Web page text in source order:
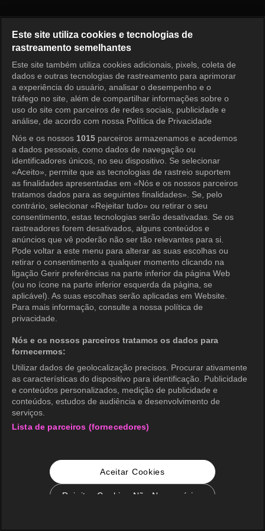
Entrar
Este site utiliza cookies e tecnologias de
rastreamento semelhantes
Este site também utiliza cookies adicionais, pixels, coleta de
dados e outras tecnologias de rastreamento para aprimorar
a experiência do usuário, analisar o desempenho e o
tráfego no site, além de compartilhar informações sobre o
uso do site com parceiros de redes sociais, publicidade e
análise, de acordo com nossa Política de Privacidade
Nós e os nossos 1015 parceiros armazenamos e acedemos
a dados pessoais, como dados de navegação ou
identificadores únicos, no seu dispositivo. Se selecionar
«Aceito», permite que as tecnologias de rastreio suportem
as finalidades apresentadas em «Nós e os nossos parceiros
tratamos dados para as seguintes finalidades». Se, pelo
contrário, selecionar «Rejeitar tudo» ou retirar o seu
consentimento, estas tecnologias serão desativadas. Se os
rastreadores forem desativados, alguns conteúdos e
anúncios que vê poderão não ser tão relevantes para si.
Pode voltar a este menu para alterar as suas escolhas ou
retirar o consentimento a qualquer momento clicando na
ligação Gerir preferências na parte inferior da página Web
(ou no ícone na parte inferior esquerda da página, se
aplicável). As suas escolhas serão aplicadas em Website.
Para mais informação, consulte a nossa política de
privacidade.
Nós e os nossos parceiros tratamos os dados para
fornecermos:
Utilizar dados de geolocalização precisos. Procurar ativamente
as características do dispositivo para identificação. Publicidade
e conteúdos personalizados, medição de publicidade e
conteúdos, estudos de audiência e desenvolvimento de
serviços.
Lista de parceiros (fornecedores)
Aceitar Cookies
Rejeitar Cookies Não Necessários